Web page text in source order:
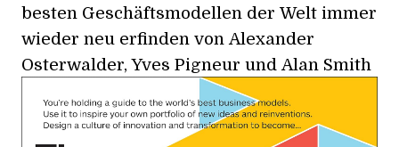
besten Geschäftsmodellen der Welt immer
wieder neu erfinden von Alexander
Osterwalder, Yves Pigneur und Alan Smith